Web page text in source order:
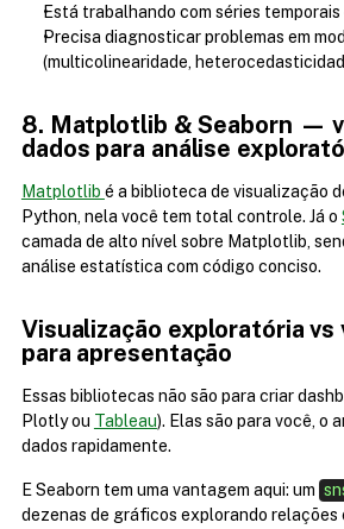
Está trabalhando com séries temporais
Precisa diagnosticar problemas em
(multicolinearidade,
8. Matplotlib & Seaborn —
dados para análise
Matplotlib é a biblioteca de visualização
Python, nela você tem total controle. Já o
camada de alto nível sobre Matplotlib,
análise estatística com código conciso.
Visualização exploratória vs
para apresentação
Essas bibliotecas não são para criar
Plotly ou Tableau). Elas são para você, o
dados rapidamente.
E Seaborn tem uma vantagem aqui: um
dezenas de gráficos explorando relações